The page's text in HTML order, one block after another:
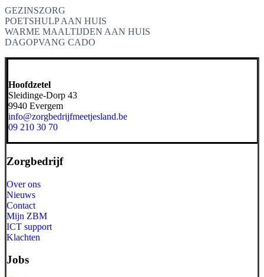
GEZINSZORG
POETSHULP AAN HUIS
WARME MAALTIJDEN AAN HUIS
DAGOPVANG CADO
Hoofdzetel
Sleidinge-Dorp 43
9940 Evergem
info@zorgbedrijfmeetjesland.be
09 210 30 70
Zorgbedrijf
Over ons
Nieuws
Contact
Mijn ZBM
ICT support
Klachten
Jobs